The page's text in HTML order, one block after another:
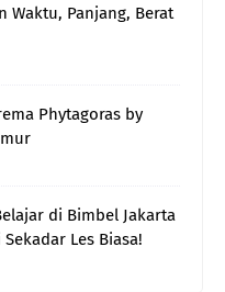
Waktu, Panjang, Berat
Phytagoras by
di Bimbel Jakarta
Les Biasa!